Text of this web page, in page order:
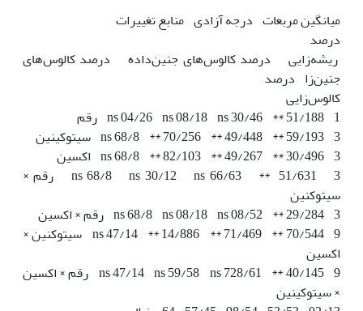
میانگین مربعات درجه آزادی منابع تغییرات
درصد
ریشه‌زایی درصد کالوس‌های جنین‌داده درصد کالوس‌های
جنین‌زا درصد
کالوس‌زایی
ns 04/26 ns 08/18 ns 30/46 ** 51/188 1 رقم
ns 68/8 ** 70/256 ** 49/448 ** 59/193 3 سیتوکینین
ns 68/8 ** 82/103 ** 49/267 ** 30/496 3 اکسین
ns 68/8 ns 30/12 ns 66/63 ** 51/631 3 رقم ×
سیتوکنین
ns 68/8 ns 08/18 ns 08/52 ** 29/284 3 رقم × اکسین
ns 47/14 ** 14/886 ** 71/469 ** 70/544 9 سیتوکنین ×
اکسین
ns 47/14 ns 59/58 ns 728/61 ** 40/145 9 رقم × اکسین
× سیتوکینین